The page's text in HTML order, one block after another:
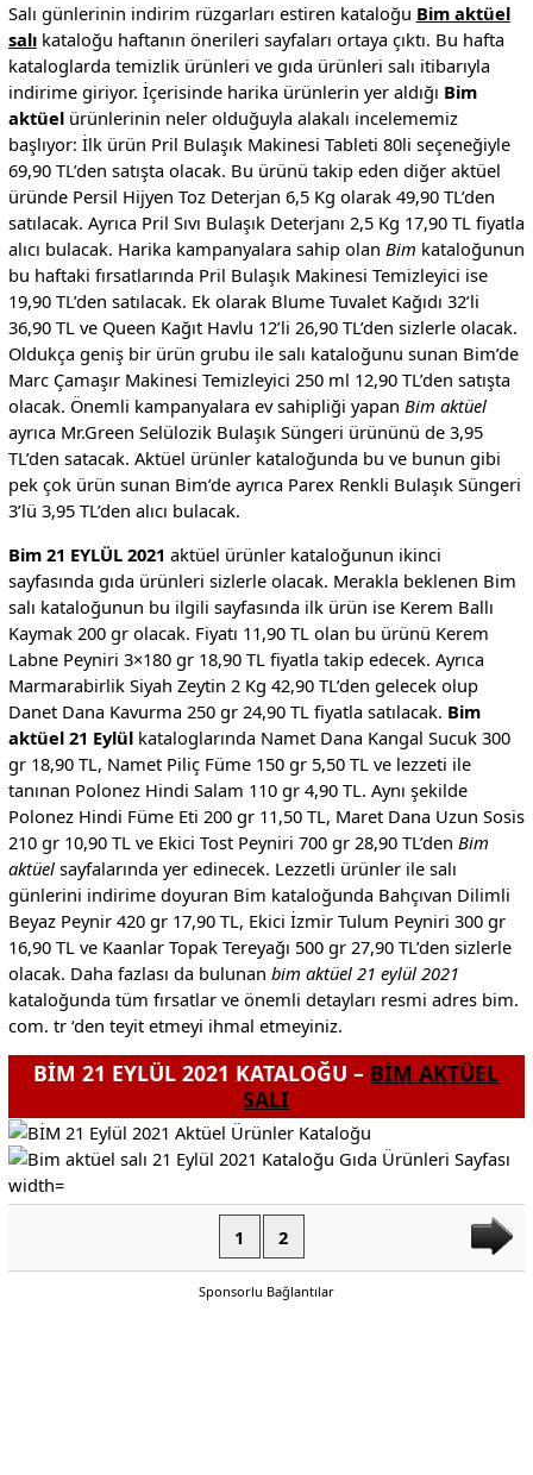
Salı günlerinin indirim rüzgarları estiren kataloğu Bim aktüel
salıkataloğu haftanın önerileri sayfaları ortaya çıktı. Bu hafta
kataloglarda temizlik ürünleri ve gıda ürünleri salı itibarıyla
indirime giriyor. İçerisinde harika ürünlerin yer aldığı Bim
aktüelürünlerinin neler olduğuyla alakalı incelememiz
başlıyor: İlk ürün Pril Bulaşık Makinesi Tableti 80li seçeneğiyle
69,90 TL’den satışta olacak. Bu ürünü takip eden diğer aktüel
üründe Persil Hijyen Toz Deterjan 6,5 Kg olarak 49,90 TL’den
satılacak. Ayrıca Pril Sıvı Bulaşık Deterjanı 2,5 Kg 17,90 TL fiyatla
alıcı bulacak. Harika kampanyalara sahip olan Bim kataloğunun
bu haftaki fırsatlarında Pril Bulaşık Makinesi Temizleyici ise
19,90 TL’den satılacak. Ek olarak Blume Tuvalet Kağıdı 32’li
36,90 TL ve Queen Kağıt Havlu 12’li 26,90 TL’den sizlerle olacak.
Oldukça geniş bir ürün grubu ile salı kataloğunu sunan Bim’de
Marc Çamaşır Makinesi Temizleyici 250 ml 12,90 TL’den satışta
olacak. Önemli kampanyalara ev sahipliği yapan Bim aktüel
ayrıca Mr.Green Selülozik Bulaşık Süngeri ürününü de 3,95
TL’den satacak. Aktüel ürünler kataloğunda bu ve bunun gibi
pek çok ürün sunan Bim’de ayrıca Parex Renkli Bulaşık Süngeri
3’lü 3,95 TL’den alıcı bulacak.
Bim 21 EYLÜL 2021 aktüel ürünler kataloğunun ikinci
sayfasında gıda ürünleri sizlerle olacak. Merakla beklenen Bim
salı kataloğunun bu ilgili sayfasında ilk ürün ise Kerem Ballı
Kaymak 200 gr olacak. Fiyatı 11,90 TL olan bu ürünü Kerem
Labne Peyniri 3×180 gr 18,90 TL fiyatla takip edecek. Ayrıca
Marmarabirlik Siyah Zeytin 2 Kg 42,90 TL’den gelecek olup
Danet Dana Kavurma 250 gr 24,90 TL fiyatla satılacak. Bim
aktüel 21 Eylülkataloglarında Namet Dana Kangal Sucuk 300
gr 18,90 TL, Namet Piliç Füme 150 gr 5,50 TL ve lezzeti ile
tanınan Polonez Hindi Salam 110 gr 4,90 TL. Aynı şekilde
Polonez Hindi Füme Eti 200 gr 11,50 TL, Maret Dana Uzun Sosis
210 gr 10,90 TL ve Ekici Tost Peyniri 700 gr 28,90 TL’den Bim
aktüelsayfalarında yer edinecek. Lezzetli ürünler ile salı
günlerini indirime doyuran Bim kataloğunda Bahçıvan Dilimli
Beyaz Peynir 420 gr 17,90 TL, Ekici İzmir Tulum Peyniri 300 gr
16,90 TL ve Kaanlar Topak Tereyağı 500 gr 27,90 TL’den sizlerle
olacak. Daha fazlası da bulunan bim aktüel 21 eylül 2021
kataloğunda tüm fırsatlar ve önemli detayları resmi adres bim.
com. tr ‘den teyit etmeyi ihmal etmeyiniz.
BİM 21 EYLÜL 2021 KATALOĞU – BİM AKTÜEL
SALI
1 2
Sponsorlu Bağlantılar